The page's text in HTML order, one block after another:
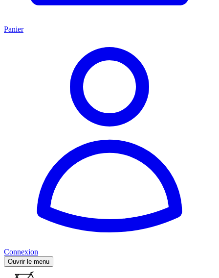
Panier
Connexion
Ouvrir le menu